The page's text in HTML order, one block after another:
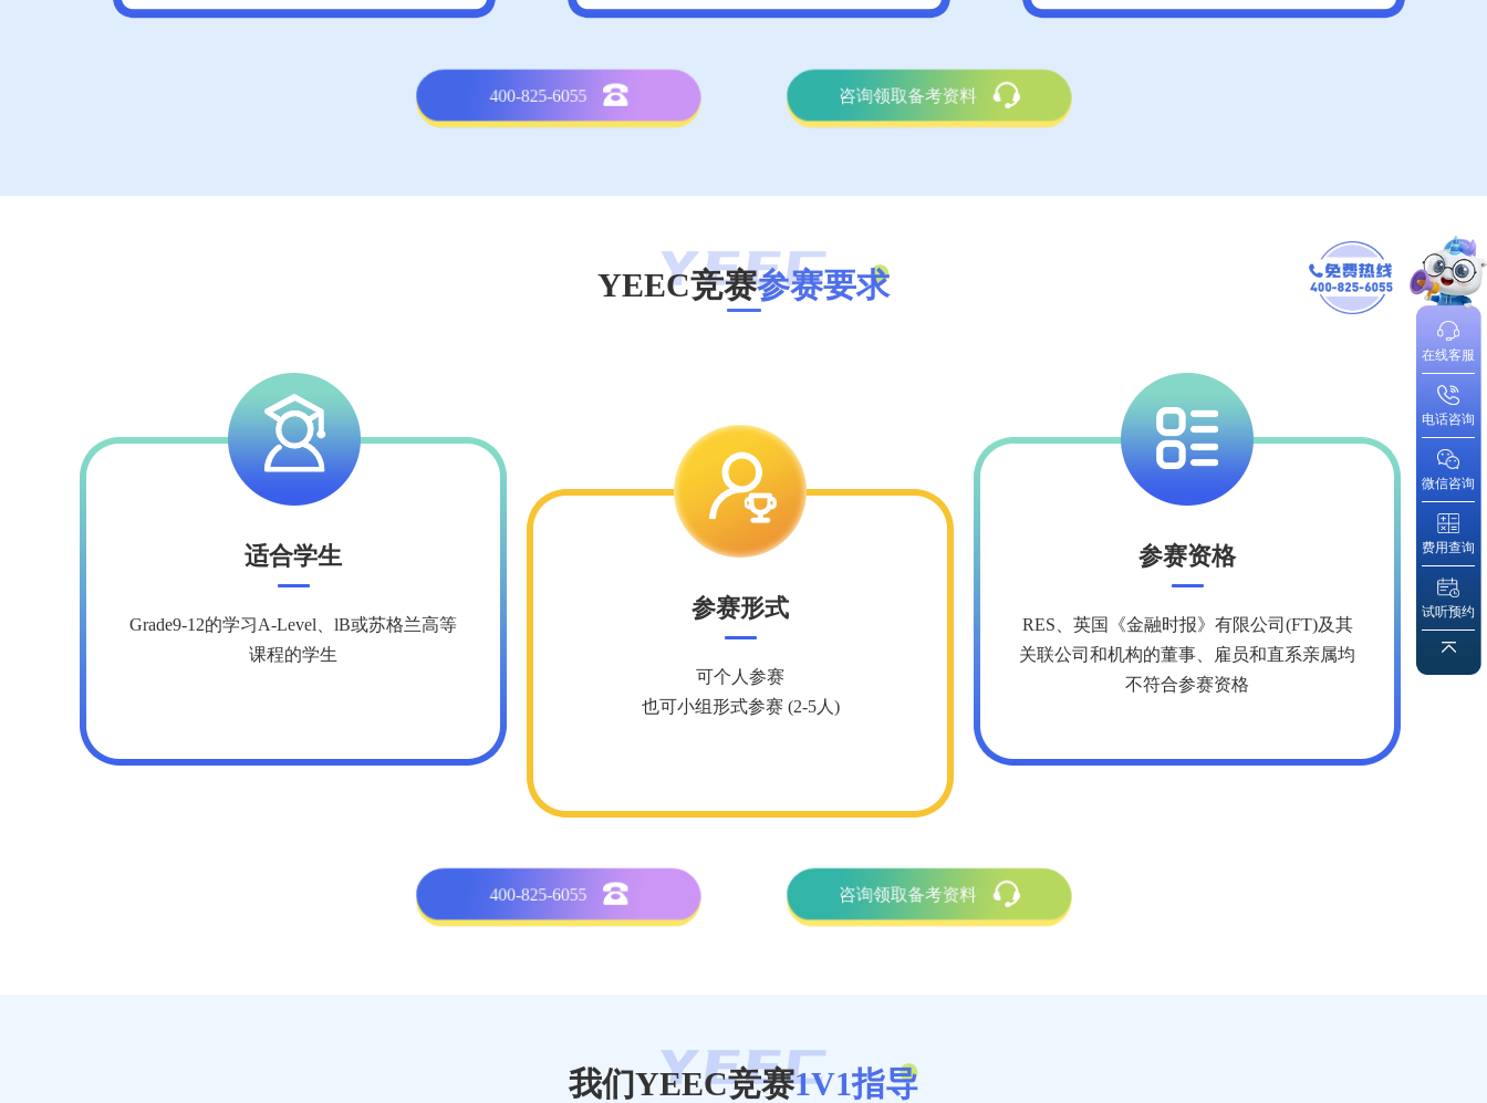
400-825-6055 咨询领取备考资料
YEEC竞赛参赛要求
适合学生
Grade9-12的学习A-Level、lB或苏格兰高等
课程的学生
参赛形式
可个人参赛
也可小组形式参赛 (2-5人)
参赛资格
RES、英国《金融时报》有限公司(FT)及其
关联公司和机构的董事、雇员和直系亲属均
不符合参赛资格
400-825-6055 咨询领取备考资料
我们YEEC竞赛1V1指导
在线客服
电话咨询
微信咨询
费用查询
试听预约